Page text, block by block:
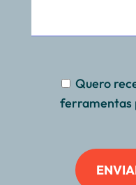
Quero
ferramentas